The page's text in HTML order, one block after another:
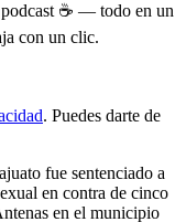
☕ — todo en un
con un clic.
. Puedes darte de
fue sentenciado a
en contra de cinco
en el municipio